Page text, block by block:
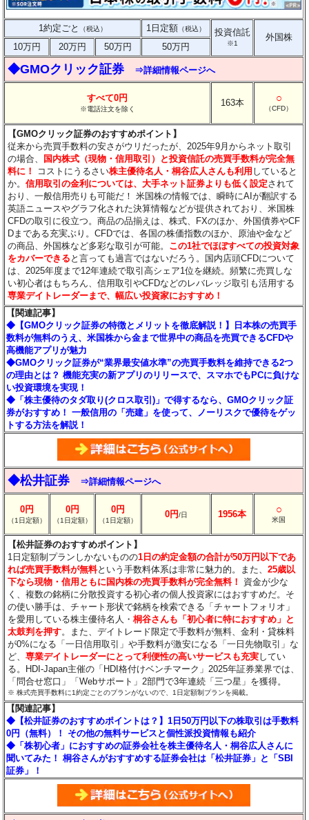
1約定ごと （税込） 1日定額 （税込） 投資信託
※1
外国株
10万円
20万円 50万円 50万円
◆GMOクリック証券 ⇒詳細情報ページへ
すべて0円
※電話注文を除く
163本 ○
（CFD）
【GMOクリック証券のおすすめポイント】
従来から売買手数料の安さがウリだったが、2025年9月からネット取引
の場合、
国内株式（現物・信用取引）と投資信託の売買手数料が完全無
料に！
コストにうるさい株主優待名人・桐谷広人さんも利用 していると
か。信用取引の金利については、大手ネット証券よりも低く設定されて
おり、一般信用売りも可能だ！ 米国株の情報では、瞬時にAIが翻訳する
英語ニュースやグラフ化された決算情報などが提供されており、米国株
CFDの取引に役立つ。商品の品揃えは、株式、FXのほか、外国債券やCF
Dまである充実ぶり。CFDでは、各国の株価指数のほか、原油や金など
の商品、外国株など多彩な取引が可能。 この1社でほぼすべての投資対象
をカバーできる と言っても過言ではないだろう。国内店頭CFDについて
は、2025年度まで12年連続で取引高シェア1位を継続。頻繁に売買しな
い初心者はもちろん、信用取引やCFDなどのレバレッジ取引も活用する
専業デイトレーダーまで、幅広い投資家におすすめ！
【関連記事】
◆【GMOクリック証券の特徴とメリットを徹底解説！】日本株の売買手
数料が無料のうえ、米国株から金まで世界中の商品を売買できるCFDや
高機能アプリが魅力
◆GMOクリック証券が“業界最安値水準”の売買手数料を維持できる2つ
の理由とは？ 機能充実の新アプリのリリースで、スマホでもPCに負けな
い投資環境を実現！
◆「株主優待のタダ取り(クロス取引)」で得するなら、GMOクリック証
券がおすすめ！ 一般信用の「売建」を使って、ノーリスクで優待をゲッ
トする方法を解説！
◆松井証券 ⇒詳細情報ページへ
0円
（1日定額）
0円
（1日定額）
0円
（1日定額）
0円/日 1956本 ○
米国
【松井証券のおすすめポイント】
1日定額制プランしかないものの1日の約定金額の合計が50万円以下であ
れば売買手数料が無料という手数料体系は非常に魅力的。また、25歳以
下なら現物・信用ともに国内株の売買手数料が完全無料！
資金が少な
く、複数の銘柄に分散投資する初心者の個人投資家にはおすすめだ。そ
の使い勝手は、チャート形状で銘柄を検索できる「チャートフォリオ」
を愛用している株主優待名人・桐谷さんも「初心者に特におすすめ」と
太鼓判を押す。また、デイトレード限定で手数料が無料、金利・貸株料
が0%になる「一日信用取引」や手数料が激安になる「一日先物取引」な
ど、専業デイトレーダーにとって利便性の高いサービスも充実してい
る。HDI-Japan主催の「HDI格付けベンチマーク」2025年証券業界では、
「問合せ窓口」「Webサポート」2部門で3年連続「三つ星」を獲得。
※ 株式売買手数料に1約定ごとのプランがないので、1日定額制プランを掲載。
【関連記事】
◆【松井証券のおすすめポイントは？】1日50万円以下の株取引は手数料
0円（無料）！ その他の無料サービスと個性派投資情報も紹介
◆「株初心者」におすすめの証券会社を株主優待名人・桐谷広人さんに
聞いてみた！ 桐谷さんがおすすめする証券会社は「松井証券」と「SBI
証券」！